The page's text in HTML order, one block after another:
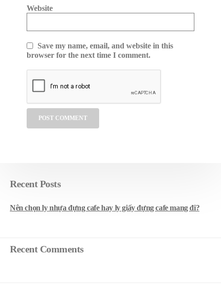
Website
Save my name, email, and website in this
browser for the next time I comment.
Recent Posts
Nên chọn ly nhựa đựng cafe hay ly giấy đựng cafe mang đi?
Recent Comments